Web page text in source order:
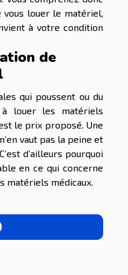
vous louer le matériel,
à votre condition
de
qui poussent ou du
louer les matériels
le prix proposé. Une
vaut pas la peine et
d’ailleurs pourquoi
en ce qui concerne
matériels médicaux.